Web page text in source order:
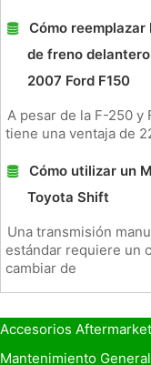
Cómo
de freno
2007 Ford F150
A pesar de la F-250 y
tiene una ventaja de
Cómo utilizar un
Toyota Shift
Una transmisión
estándar requiere un
cambiar de
Accesorios Aftermarket
Seguro de Coche
Mantenimiento General